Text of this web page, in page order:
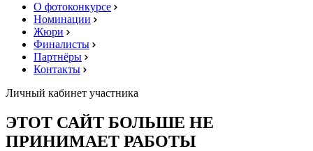
О фотоконкурсе
Номинации
Жюри
Финалисты
Партнёры
Контакты
Личный кабинет участника
ЭТОТ САЙТ БОЛЬШЕ НЕ
ПРИНИМАЕТ РАБОТЫ